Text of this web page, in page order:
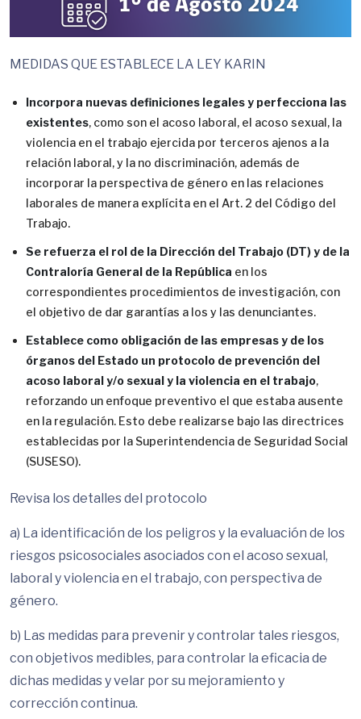
MEDIDAS QUE ESTABLECE LA LEY KARIN
Incorpora nuevas definiciones legales y perfecciona las
existentes, como son el acoso laboral, el acoso sexual, la
violencia en el trabajo ejercida por terceros ajenos a la
relación laboral, y la no discriminación, además de
incorporar la perspectiva de género en las relaciones
laborales de manera explícita en el Art. 2 del Código del
Trabajo.
Se refuerza el rol de la Dirección del Trabajo (DT) y de la
Contraloría General de la República en los
correspondientes procedimientos de investigación, con
el objetivo de dar garantías a los y las denunciantes.
Establece como obligación de las empresas y de los
órganos del Estado un protocolo de prevención del
acoso laboral y/o sexual y la violencia en el trabajo,
reforzando un enfoque preventivo el que estaba ausente
en la regulación. Esto debe realizarse bajo las directrices
establecidas por la Superintendencia de Seguridad Social
(SUSESO).
Revisa los detalles del protocolo
a) La identificación de los peligros y la evaluación de los
riesgos psicosociales asociados con el acoso sexual,
laboral y violencia en el trabajo, con perspectiva de
género.
b) Las medidas para prevenir y controlar tales riesgos,
con objetivos medibles, para controlar la eficacia de
dichas medidas y velar por su mejoramiento y
corrección continua.